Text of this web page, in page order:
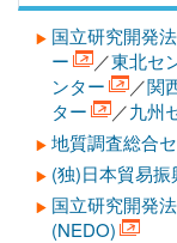
国立研究開発
ー
／東北セ
ンター
／関
ター
／九州
地質調査総合
(独)日本貿易
国立研究開発
(NEDO)